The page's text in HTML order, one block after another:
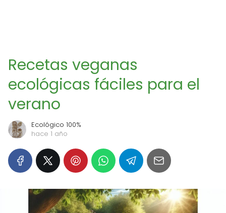
Recetas veganas
ecológicas fáciles para el
verano
Ecológico 100%
hace 1 año